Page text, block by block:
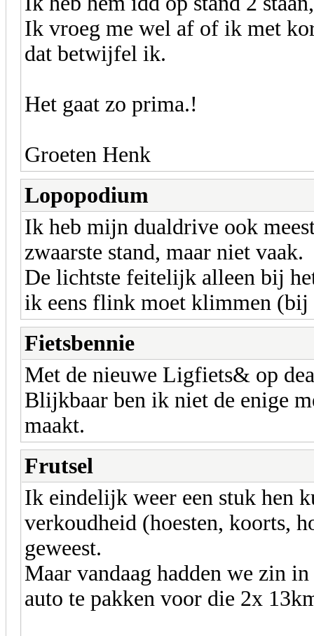
Ik vroeg me wel af of ik met
dat betwijfel ik.
Het gaat zo prima.!
Groeten Henk
Lopopodium
Ik heb mijn dualdrive ook
zwaarste stand, maar niet vaak.
De lichtste feitelijk alleen bij
ik eens flink moet klimmen (bij
Fietsbennie
Met de nieuwe Ligfiets& op
Blijkbaar ben ik niet de enige
maakt.
Frutsel
Ik eindelijk weer een stuk hen
verkoudheid (hoesten, koorts,
geweest.
Maar vandaag hadden we zin
auto te pakken voor die 2x